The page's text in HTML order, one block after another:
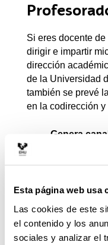
Esta página web usa
Las cookies de este
el contenido y los
sociales y analizar el
Si eres docente
dirigir e impartir
dirección
de la Universidad
también se prevé
en la codirección
Genera
Universidad-
Presenta tu